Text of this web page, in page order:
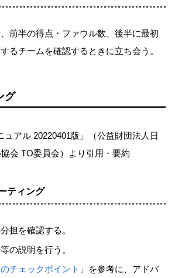
前半の得点・ファウル数、後半に最初
るチームを確認するときに立ち会う。
グ
ュアル 20220401版
（公益財団法人日
会 TO委員会）より引用・要約
ティング
担を確認する。
の説明を行う。
チェックポイント 」を参考に、アドバ